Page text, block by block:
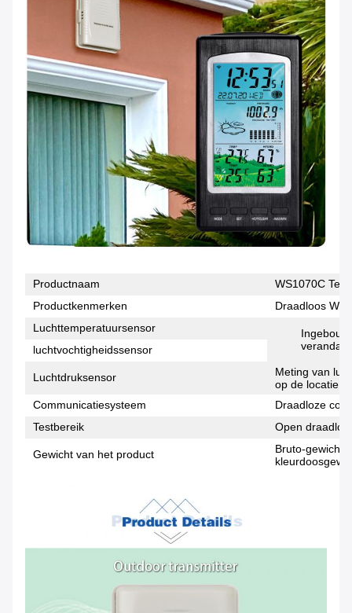
Productnaam
WS1070C
Productkenmerken
Draadloos
Luchttemperatuursensor
luchtvochtigheidssensor
Luchtdruksensor
Meting van
op de locatie
Communicatiesysteem
Draadloze
Testbereik
Open
Gewicht van het product
Bruto-gewicht